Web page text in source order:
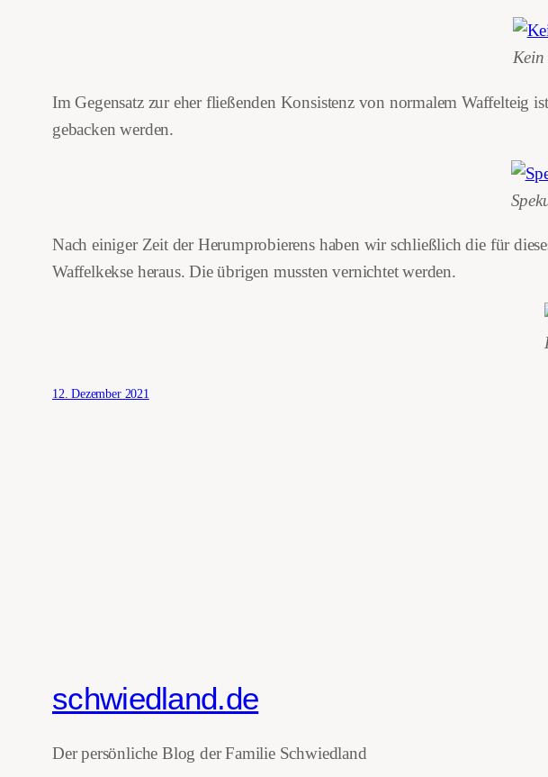
Kein
Im Gegensatz zur eher fließenden Konsistenz von normalem Waffelteig
gebacken werden.
Nach einiger Zeit der Herumprobierens haben wir schließlich die für
Waffelkekse heraus. Die übrigen mussten vernichtet werden.
12. Dezember 2021
schwiedland.de
Der persönliche Blog der Familie Schwiedland